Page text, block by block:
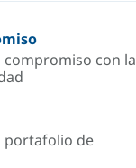
compromiso con la
portafolio de